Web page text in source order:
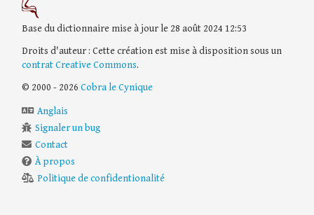
Base du dictionnaire mise à jour le 28 août 2024 12:53
Droits d'auteur : Cette création est mise à disposition sous un
contrat Creative Commons.
© 2000 - 2026 Cobra le Cynique
Anglais
Signaler un bug
Contact
À propos
Politique de confidentionalité